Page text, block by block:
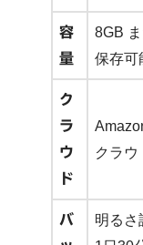
容
量
8GB
保存可
ク
ラ
ウ
ド
クラウ
バ
明るさ